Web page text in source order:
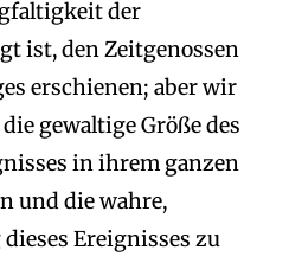
der
ist, den Zeitgenossen
erschienen; aber wir
gewaltige Größe des
in ihrem ganzen
und die wahre,
Ereignisses zu